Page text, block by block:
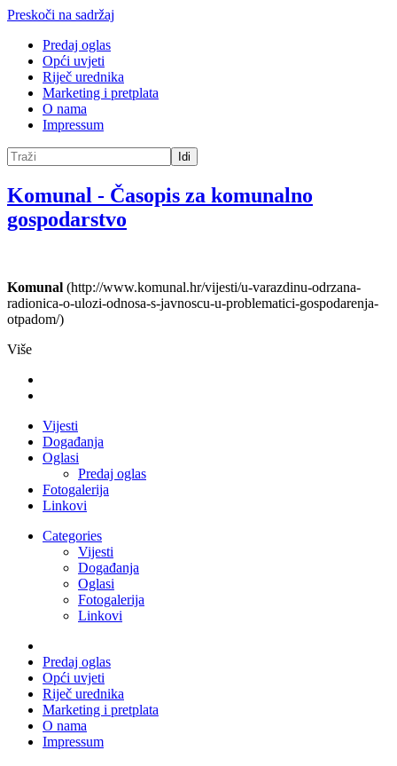
Preskoči na sadržaj
Predaj oglas
Opći uvjeti
Riječ urednika
Marketing i pretplata
O nama
Impressum
Idi
Komunal - Časopis za komunalno
gospodarstvo
Komunal (http://www.komunal.hr/vijesti/u-varazdinu-odrzana-
radionica-o-ulozi-odnosa-s-javnoscu-u-problematici-gospodarenja-
otpadom/)
Više
Vijesti
Događanja
Oglasi
Predaj oglas
Fotogalerija
Linkovi
Categories
Vijesti
Događanja
Oglasi
Fotogalerija
Linkovi
Predaj oglas
Opći uvjeti
Riječ urednika
Marketing i pretplata
O nama
Impressum